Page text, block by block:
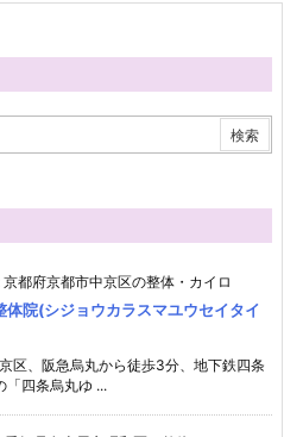
京都府京都市中京区の整体・カイロ
体院(シジョウカラスマユウセイタイ
区、阪急烏丸から徒歩3分、地下鉄四条
「四条烏丸ゆ ...